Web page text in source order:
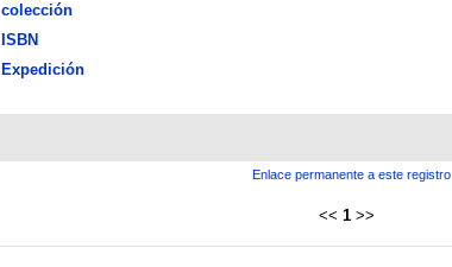
colección
ISBN
Expedición
Enlace permanente a este registro
<< 1 >>